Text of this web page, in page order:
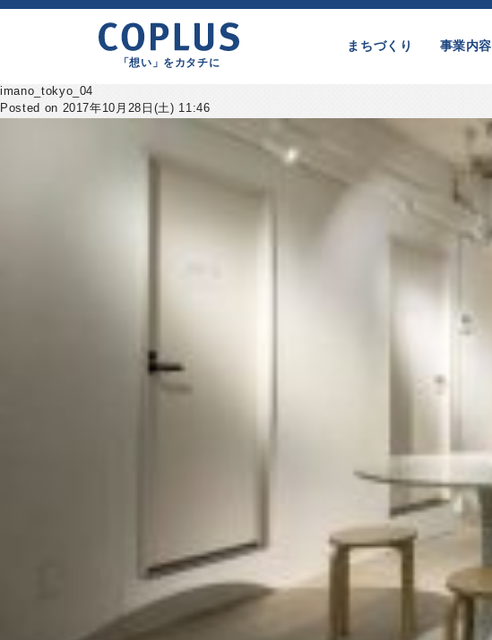
「想い」をカタチに
まちづくり 事業内容
imano_tokyo_04
Posted on 2017年10月28日(土) 11:46